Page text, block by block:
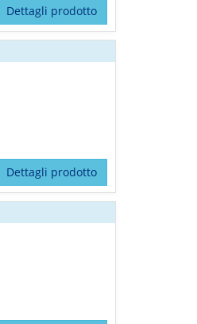
Dettagli prodotto
Dettagli prodotto